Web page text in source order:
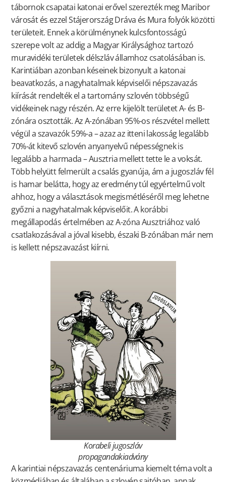
tábornok csapatai katonai erővel szerezték meg Maribor
városát és ezzel Stájerország Dráva és Mura folyók közötti
területeit. Ennek a körülménynek kulcsfontosságú
szerepe volt az addig a Magyar Királysághoz tartozó
muravidéki területek délszláv államhoz csatolásában is.
Karintiában azonban késeinek bizonyult a katonai
beavatkozás, a nagyhatalmak képviselői népszavazás
kiírását rendelték el a tartomány szlovén többségű
vidékeinek nagy részén. Az erre kijelölt területet A- és B-
zónára osztották. Az A-zónában 95%-os részvétel mellett
végül a szavazók 59%-a – azaz az itteni lakosság legalább
70%-át kitevő szlovén anyanyelvű népességnek is
legalább a harmada – Ausztria mellett tette le a voksát.
Több helyütt felmerült a csalás gyanúja, ám a jugoszláv fél
is hamar belátta, hogy az eredmény túl egyértelmű volt
ahhoz, hogy a választások megismétléséről meg lehetne
győzni a nagyhatalmak képviselőit. A korábbi
megállapodás értelmében az A-zóna Ausztriához való
csatlakozásával a jóval kisebb, északi B-zónában már nem
is kellett népszavazást kiírni.
Korabeli jugoszláv
propagandakiadvány
A karintiai népszavazás centenáriuma kiemelt téma volt a